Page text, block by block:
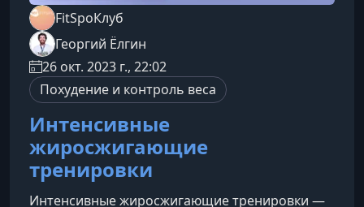
FitSpoКлуб
Георгий Ёлгин
26 окт. 2023 г., 22:02
Похудение и контроль веса
Интенсивные
жиросжигающие
тренировки
Интенсивные жиросжигающие тренировки —